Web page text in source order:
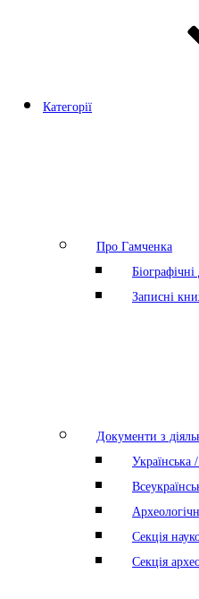
Категорії
Про Гамченка
Записні
Документи з
Українська
Секція
Секція